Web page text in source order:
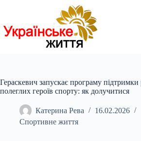
Гераскевич запускає програму
полеглих героїв спорту: як долучитися
Катерина Рева
16.02.2026
Спортивне життя